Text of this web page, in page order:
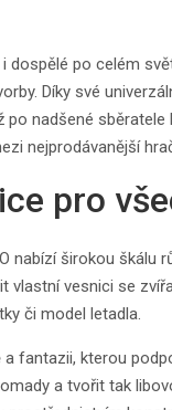
dospělé po celém
Díky své
nadšené sběratele
nejprodávanější
pro
nabízí širokou škálu
vesnici se
či model letadla.
fantazii, kterou
a tvořit tak